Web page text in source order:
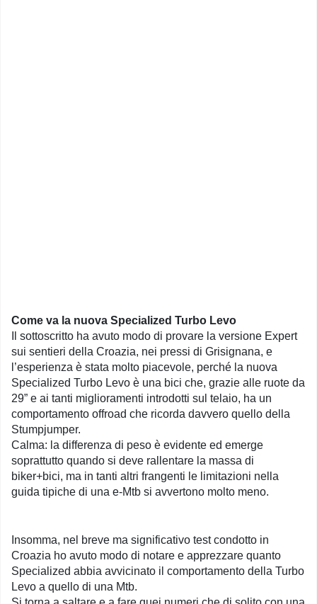
Come va la nuova Specialized Turbo Levo
Il sottoscritto ha avuto modo di provare la versione Expert
sui sentieri della Croazia, nei pressi di Grisignana, e
l’esperienza è stata molto piacevole, perché la nuova
Specialized Turbo Levo è una bici che, grazie alle ruote da
29” e ai tanti miglioramenti introdotti sul telaio, ha un
comportamento offroad che ricorda davvero quello della
Stumpjumper.
Calma: la differenza di peso è evidente ed emerge
soprattutto quando si deve rallentare la massa di
biker+bici, ma in tanti altri frangenti le limitazioni nella
guida tipiche di una e-Mtb si avvertono molto meno.
Insomma, nel breve ma significativo test condotto in
Croazia ho avuto modo di notare e apprezzare quanto
Specialized abbia avvicinato il comportamento della Turbo
Levo a quello di una Mtb.